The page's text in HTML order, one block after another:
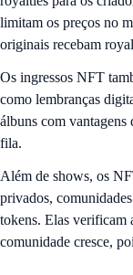
limitam os preços no
originais recebam
Os ingressos NFT
como lembranças
álbuns com
fila.
Além de shows, os
privados,
tokens. Elas verificam
comunidade cresce,